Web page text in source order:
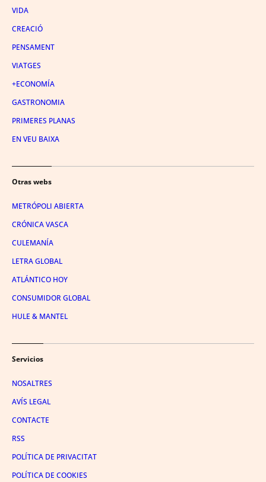
VIDA
CREACIÓ
PENSAMENT
VIATGES
+ECONOMÍA
GASTRONOMIA
PRIMERES PLANAS
EN VEU BAIXA
Otras webs
METRÓPOLI ABIERTA
CRÓNICA VASCA
CULEMANÍA
LETRA GLOBAL
ATLÁNTICO HOY
CONSUMIDOR GLOBAL
HULE & MANTEL
Servicios
NOSALTRES
AVÍS LEGAL
CONTACTE
RSS
POLÍTICA DE PRIVACITAT
POLÍTICA DE COOKIES